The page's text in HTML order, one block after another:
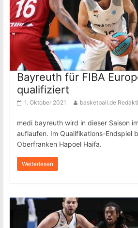
Bayreuth für FIBA
qualifiziert
1. Oktober 2021 basketball.de
medi bayreuth wird in dieser Saison
auflaufen. Im Qualifikations-Endspiel
Oberfranken Hapoel Haifa.
Weiterlesen